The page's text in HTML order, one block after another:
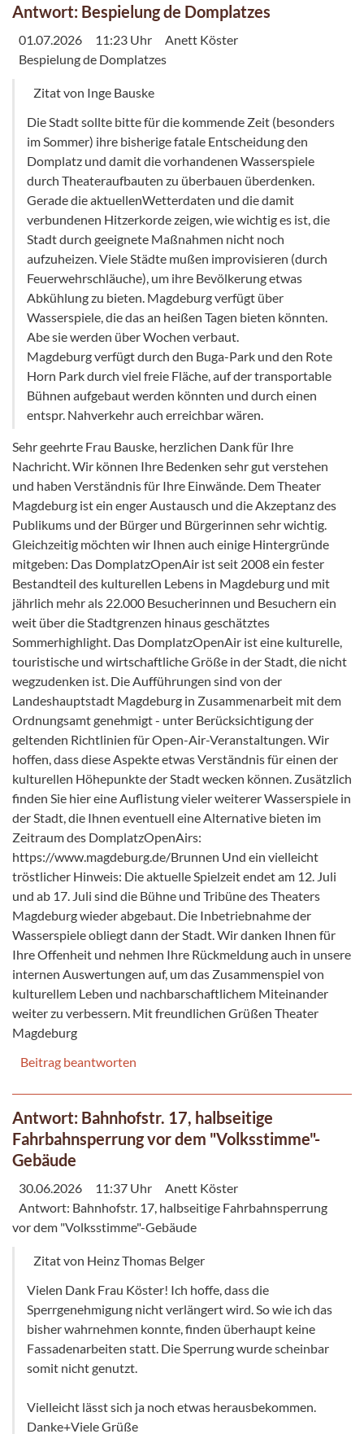
Antwort: Bespielung de Domplatzes
01.07.2026 11:23 Uhr
Anett Köster
Bespielung de Domplatzes
Zitat von Inge Bauske
Die Stadt sollte bitte für die kommende Zeit (besonders
im Sommer) ihre bisherige fatale Entscheidung den
Domplatz und damit die vorhandenen Wasserspiele
durch Theateraufbauten zu überbauen überdenken.
Gerade die aktuellenWetterdaten und die damit
verbundenen Hitzerkorde zeigen, wie wichtig es ist, die
Stadt durch geeignete Maßnahmen nicht noch
aufzuheizen. Viele Städte mußen improvisieren (durch
Feuerwehrschläuche), um ihre Bevölkerung etwas
Abkühlung zu bieten. Magdeburg verfügt über
Wasserspiele, die das an heißen Tagen bieten könnten.
Abe sie werden über Wochen verbaut.
Magdeburg verfügt durch den Buga-Park und den Rote
Horn Park durch viel freie Fläche, auf der transportable
Bühnen aufgebaut werden könnten und durch einen
entspr. Nahverkehr auch erreichbar wären.
Sehr geehrte Frau Bauske, herzlichen Dank für Ihre
Nachricht. Wir können Ihre Bedenken sehr gut verstehen
und haben Verständnis für Ihre Einwände. Dem Theater
Magdeburg ist ein enger Austausch und die Akzeptanz des
Publikums und der Bürger und Bürgerinnen sehr wichtig.
Gleichzeitig möchten wir Ihnen auch einige Hintergründe
mitgeben: Das DomplatzOpenAir ist seit 2008 ein fester
Bestandteil des kulturellen Lebens in Magdeburg und mit
jährlich mehr als 22.000 Besucherinnen und Besuchern ein
weit über die Stadtgrenzen hinaus geschätztes
Sommerhighlight. Das DomplatzOpenAir ist eine kulturelle,
touristische und wirtschaftliche Größe in der Stadt, die nicht
wegzudenken ist. Die Aufführungen sind von der
Landeshauptstadt Magdeburg in Zusammenarbeit mit dem
Ordnungsamt genehmigt - unter Berücksichtigung der
geltenden Richtlinien für Open-Air-Veranstaltungen. Wir
hoffen, dass diese Aspekte etwas Verständnis für einen der
kulturellen Höhepunkte der Stadt wecken können. Zusätzlich
finden Sie hier eine Auflistung vieler weiterer Wasserspiele in
der Stadt, die Ihnen eventuell eine Alternative bieten im
Zeitraum des DomplatzOpenAirs:
https://www.magdeburg.de/Brunnen Und ein vielleicht
tröstlicher Hinweis: Die aktuelle Spielzeit endet am 12. Juli
und ab 17. Juli sind die Bühne und Tribüne des Theaters
Magdeburg wieder abgebaut. Die Inbetriebnahme der
Wasserspiele obliegt dann der Stadt. Wir danken Ihnen für
Ihre Offenheit und nehmen Ihre Rückmeldung auch in unsere
internen Auswertungen auf, um das Zusammenspiel von
kulturellem Leben und nachbarschaftlichem Miteinander
weiter zu verbessern. Mit freundlichen Grüßen Theater
Magdeburg
Beitrag beantworten
Antwort: Bahnhofstr. 17, halbseitige
Fahrbahnsperrung vor dem "Volksstimme"-
Gebäude
30.06.2026 11:37 Uhr
Anett Köster
Antwort: Bahnhofstr. 17, halbseitige Fahrbahnsperrung
vor dem "Volksstimme"-Gebäude
Zitat von Heinz Thomas Belger
Vielen Dank Frau Köster! Ich hoffe, dass die
Sperrgenehmigung nicht verlängert wird. So wie ich das
bisher wahrnehmen konnte, finden überhaupt keine
Fassadenarbeiten statt. Die Sperrung wurde scheinbar
somit nicht genutzt.
Vielleicht lässt sich ja noch etwas herausbekommen.
Danke+Viele Grüße